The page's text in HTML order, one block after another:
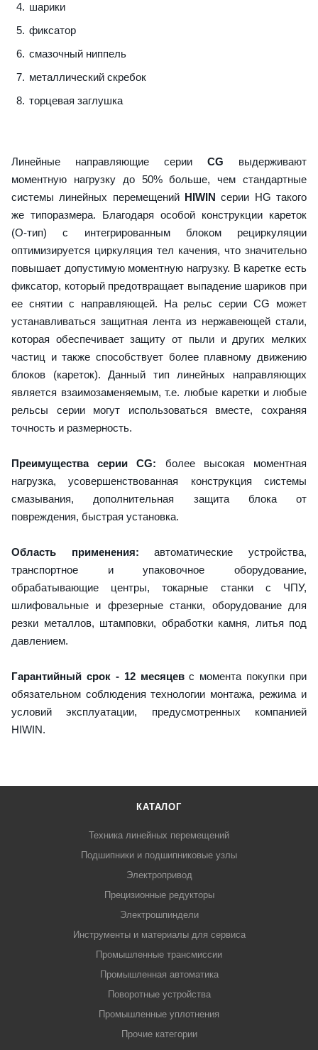
шарики
фиксатор
смазочный ниппель
металлический скребок
торцевая заглушка
Линейные направляющие серии CG выдерживают
моментную нагрузку до 50% больше, чем стандартные
системы линейных перемещений HIWIN серии HG такого
же типоразмера. Благодаря особой конструкции кареток
(О-тип) с интегрированным блоком рециркуляции
оптимизируется циркуляция тел качения, что значительно
повышает допустимую моментную нагрузку. В каретке есть
фиксатор, который предотвращает выпадение шариков при
ее снятии с направляющей. На рельс серии CG может
устанавливаться защитная лента из нержавеющей стали,
которая обеспечивает защиту от пыли и других мелких
частиц и также способствует более плавному движению
блоков (кареток). Данный тип линейных направляющих
является взаимозаменяемым, т.е. любые каретки и любые
рельсы серии могут использоваться вместе, сохраняя
точность и размерность.
Преимущества серии CG: более высокая моментная
нагрузка, усовершенствованная конструкция системы
смазывания, дополнительная защита блока от
повреждения, быстрая установка.
Область применения: автоматические устройства,
транспортное и упаковочное оборудование,
обрабатывающие центры, токарные станки с ЧПУ,
шлифовальные и фрезерные станки, оборудование для
резки металлов, штамповки, обработки камня, литья под
давлением.
Гарантийный срок - 12 месяцевс момента покупки при
обязательном соблюдения технологии монтажа, режима и
условий эксплуатации, предусмотренных компанией
HIWIN.
КАТАЛОГ
Техника линейных перемещений
Подшипники и подшипниковые узлы
Электропривод
Прецизионные редукторы
Электрошпиндели
Инструменты и материалы для сервиса
Промышленные трансмиссии
Промышленная автоматика
Поворотные устройства
Промышленные уплотнения
Прочие категории